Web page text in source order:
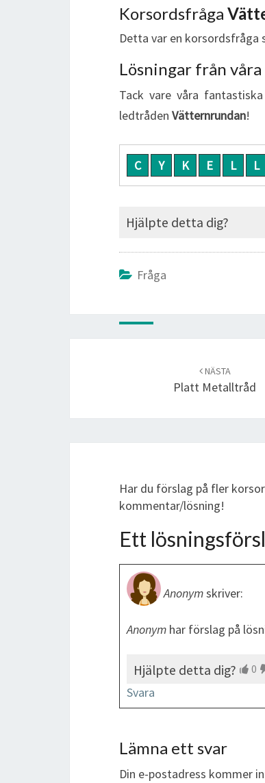
Korsordsfråga
Detta var en korsordsfråga
Lösningar från
Tack vare våra
ledtråden Vätternrundan!
C Y K E L L
Hjälpte detta dig?
Fråga
NÄSTA
Platt Metalltråd
Har du förslag på fler
kommentar/lösning!
Ett
Anonymskriver:
Anonym har förslag på
Hjälpte detta dig? 0
Svara
Lämna ett svar
Din e-postadress kommer